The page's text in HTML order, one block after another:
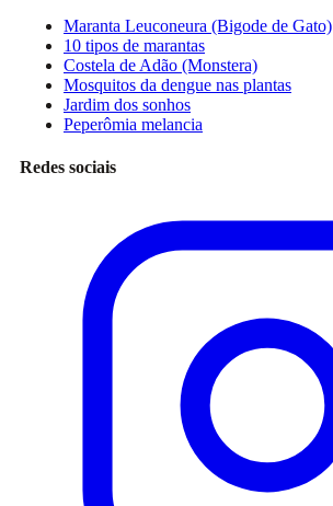
Maranta Leuconeura (Bigode de Gato)
10 tipos de marantas
Costela de Adão (Monstera)
Mosquitos da dengue nas plantas
Jardim dos sonhos
Peperômia melancia
Redes sociais